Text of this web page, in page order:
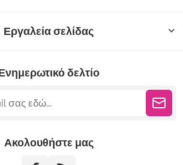
Εργαλεία σελίδας
δελτίο
Ακολουθήστε μας